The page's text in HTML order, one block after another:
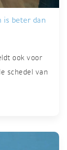
is beter dan
ook voor
schedel van